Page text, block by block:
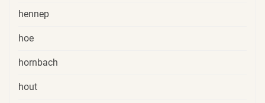
hennep
hoe
hornbach
hout